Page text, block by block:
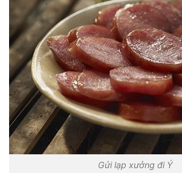
Gửi lạp xưởng đi Ý